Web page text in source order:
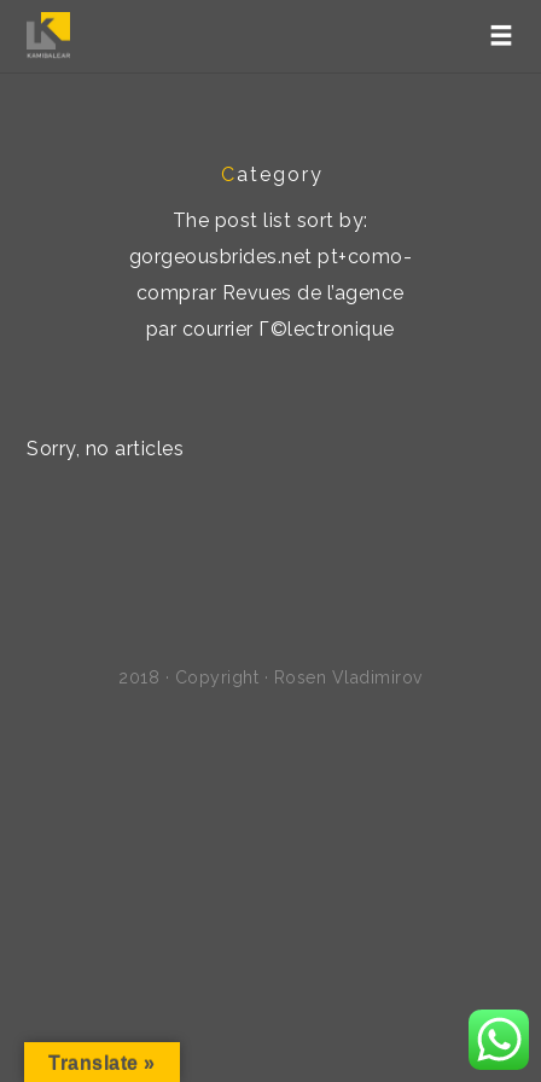
Category
The post list sort by:
gorgeousbrides.net pt+como-
comprar Revues de l’agence
par courrier Г©lectronique
Sorry, no articles
2018 · Copyright · Rosen Vladimirov
Translate »